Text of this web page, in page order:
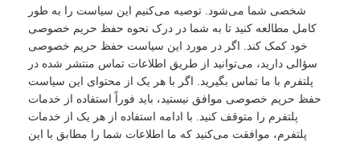
شخصی شما می‌شود. توصیه می‌کنیم این سیاست را به طور
کامل مطالعه کنید تا به شما در درک نحوه حفظ حریم خصوصی
خود کمک کند. اگر در مورد این سیاست حفظ حریم خصوصی
سؤالی دارید، می‌توانید از طریق اطلاعات تماس منتشر شده در
پلتفرم با ما تماس بگیرید. اگر با هر یک از محتوای این سیاست
حفظ حریم خصوصی موافق نیستید، باید فوراً استفاده از خدمات
پلتفرم را متوقف کنید. با ادامه استفاده از هر یک از خدمات
پلتفرم، موافقت می‌کنید که ما اطلاعات شما را مطابق با این